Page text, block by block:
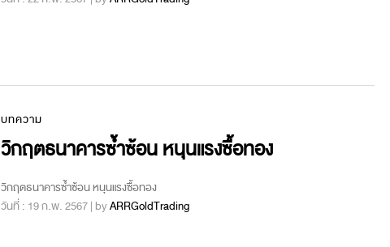
บทความ
วิกฤตธนาคารซ้ำซ้อน หนุนแรงซื้อทอง
วิกฤตธนาคารซ้ำซ้อน หนุนแรงซื้อทอง
วันที่ : 19 ก.พ. 2567 | byARRGoldTrading